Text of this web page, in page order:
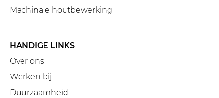
Machinale houtbewerking
HANDIGE LINKS
Over ons
Werken bij
Duurzaamheid